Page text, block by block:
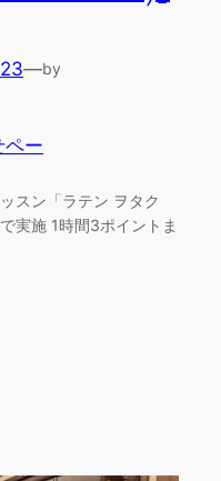
—by
ペー
スン「ラテン ヲタク
実施 1時間3ポイントま